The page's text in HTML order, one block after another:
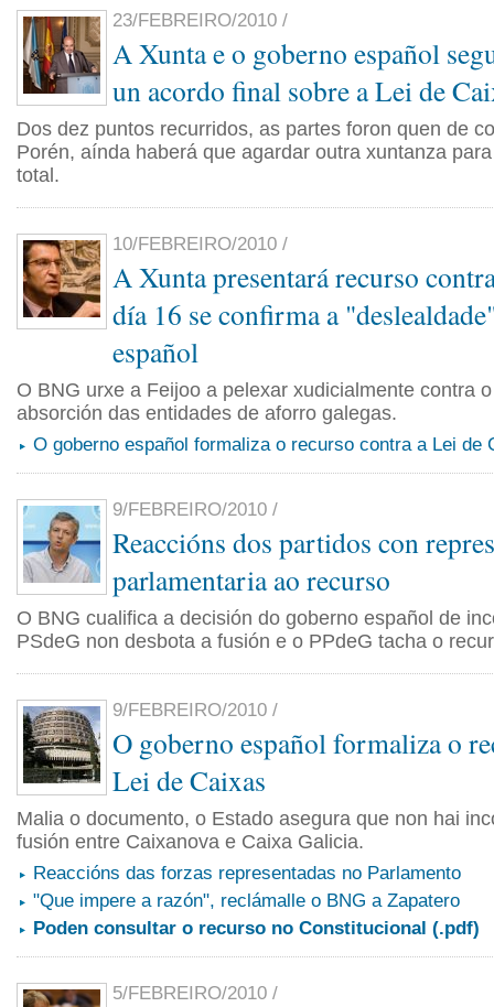
23/FEBREIRO/2010 /
A Xunta e o goberno español
un acordo final sobre a Lei de
Dos dez puntos recurridos, as partes foron quen de
Porén, aínda haberá que agardar outra xuntanza
total.
10/FEBREIRO/2010 /
A Xunta presentará recurso
día 16 se confirma a
español
O BNG urxe a Feijoo a pelexar xudicialmente contra
absorción das entidades de aforro galegas.
O goberno español formaliza o recurso contra a Lei de
9/FEBREIRO/2010 /
Reaccións dos partidos con
parlamentaria ao recurso
O BNG cualifica a decisión do goberno español de
PSdeG non desbota a fusión e o PPdeG tacha o
9/FEBREIRO/2010 /
O goberno español formaliza o
Lei de Caixas
Malia o documento, o Estado asegura que non hai
fusión entre Caixanova e Caixa Galicia.
Reaccións das forzas representadas no Parlamento
"Que impere a razón", reclámalle o BNG a Zapatero
Poden consultar o recurso no Constitucional (.pdf)
5/FEBREIRO/2010 /